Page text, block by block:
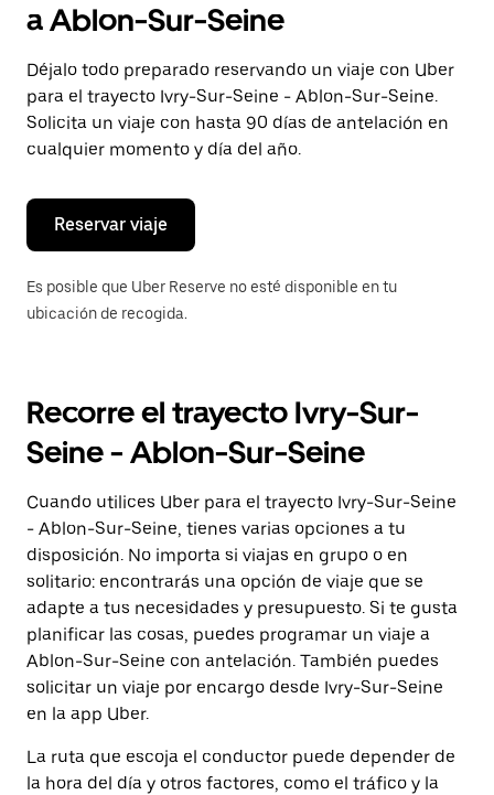
seleccionar
fecha.
Pulsa
el
botón
de
escape
cerrar
calendario.
a Ablon-Sur-Seine
Déjalo todo preparado reservando un viaje con Uber
para el trayecto Ivry-Sur-Seine - Ablon-Sur-Seine.
Solicita un viaje con hasta 90 días de antelación en
cualquier momento y día del año.
Reservar viaje
Es posible que Uber Reserve no esté disponible en tu
ubicación de recogida.
Recorre el trayecto Ivry-Sur-
Seine - Ablon-Sur-Seine
Cuando utilices Uber para el trayecto Ivry-Sur-Seine
- Ablon-Sur-Seine, tienes varias opciones a tu
disposición. No importa si viajas en grupo o en
solitario: encontrarás una opción de viaje que se
adapte a tus necesidades y presupuesto. Si te gusta
planificar las cosas, puedes programar un viaje a
Ablon-Sur-Seine con antelación. También puedes
solicitar un viaje por encargo desde Ivry-Sur-Seine
en la app Uber.
La ruta que escoja el conductor puede depender de
la hora del día y otros factores, como el tráfico y la